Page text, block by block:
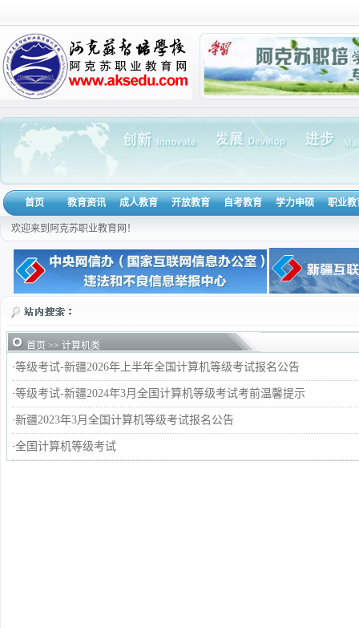
首页 教育资讯 成人教育 开放教育 自考教育 学力申硕 职业教
欢迎来到阿克苏职业教育网！
首页 >> 计算机类
·等级考试-新疆2026年上半年全国计算机等级考试报名公告
·等级考试-新疆2024年3月全国计算机等级考试考前温馨提示
·新疆2023年3月全国计算机等级考试报名公告
·全国计算机等级考试